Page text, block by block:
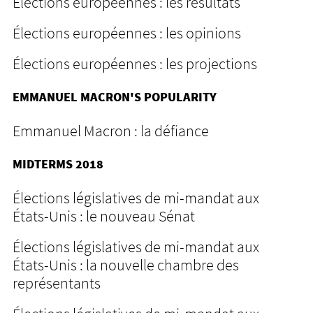
Élections européennes : les opinions
Élections européennes : les projections
EMMANUEL MACRON'S POPULARITY
Emmanuel Macron : la défiance
MIDTERMS 2018
Élections législatives de mi-mandat aux
États-Unis : le nouveau Sénat
Élections législatives de mi-mandat aux
États-Unis : la nouvelle chambre des
représentants